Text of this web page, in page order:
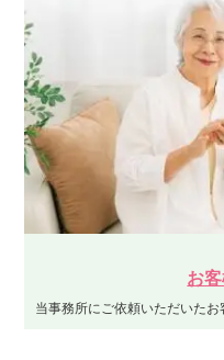
お
当事務所にご依頼いただいた